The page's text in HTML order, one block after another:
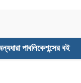
পাবলিকেশন্সের বই